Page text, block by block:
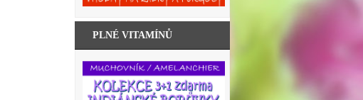
PLNÉ VITAMÍNŮ